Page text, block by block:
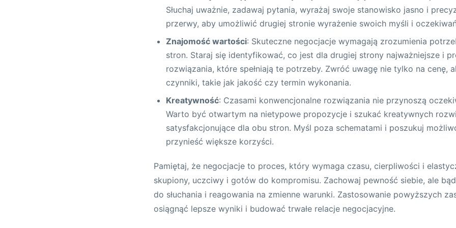
Słuchaj uważnie, zadawaj pytania, wyrażaj swoje stanowisko jasno i
przerwy, aby umożliwić drugiej stronie wyrażenie swoich myśli i
Znajomość wartości: Skuteczne negocjacje wymagają zrozumienia
stron. Staraj się identyfikować, co jest dla drugiej strony najważniejsze i
rozwiązania, które spełniają te potrzeby. Zwróć uwagę nie tylko na cenę,
czynniki, takie jak jakość czy termin wykonania.
Kreatywność: Czasami konwencjonalne rozwiązania nie przynoszą
Warto być otwartym na nietypowe propozycje i szukać kreatywnych
satysfakcjonujące dla obu stron. Myśl poza schematami i poszukuj
przynieść większe korzyści.
Pamiętaj, że negocjacje to proces, który wymaga czasu, cierpliwości i
skupiony, uczciwy i gotów do kompromisu. Zachowaj pewność siebie, ale
do słuchania i reagowania na zmienne warunki. Zastosowanie powyższych
osiągnąć lepsze wyniki i budować trwałe relacje negocjacyjne.